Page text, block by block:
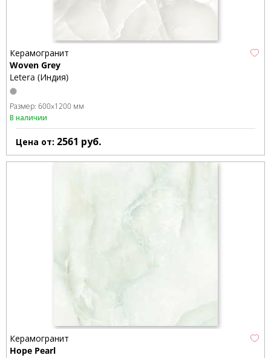
Керамогранит
Woven Grey
Letera (Индия)
Размер: 600x1200 мм
В наличии
Цена от: 2561 руб.
Керамогранит
Hope Pearl